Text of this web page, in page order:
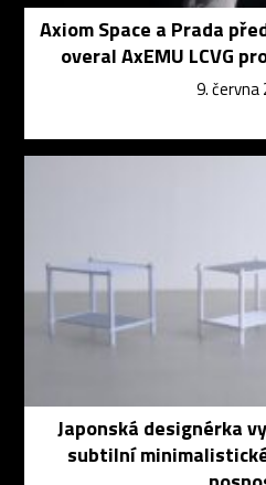
Axiom Space a Prada
overal AxEMU LCVG
9. června
Japonská designérka
subtilní